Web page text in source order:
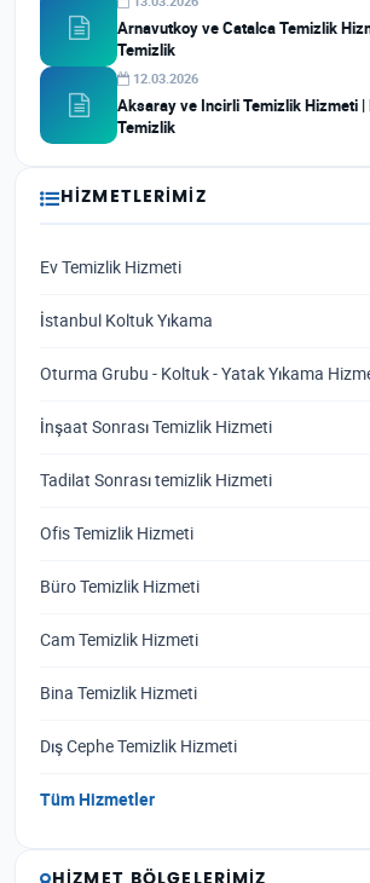
Arnavutkoy ve Catalca Temizlik
Temizlik
12.03.2026
Aksaray ve Incirli Temizlik Hizmeti
Temizlik
HIZMETLERIMIZ
Ev Temizlik Hizmeti
İstanbul Koltuk Yıkama
Oturma Grubu - Koltuk - Yatak Yıkama
İnşaat Sonrası Temizlik Hizmeti
Tadilat Sonrası temizlik Hizmeti
Ofis Temizlik Hizmeti
Büro Temizlik Hizmeti
Cam Temizlik Hizmeti
Bina Temizlik Hizmeti
Dış Cephe Temizlik Hizmeti
Tüm Hizmetler